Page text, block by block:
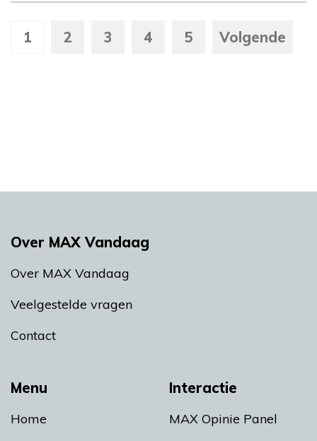
1 2 3 4 5 Volgende
Menu
Home
Interactie
MAX Opinie Panel
Over MAX Vandaag
Over MAX Vandaag
Veelgestelde vragen
Contact